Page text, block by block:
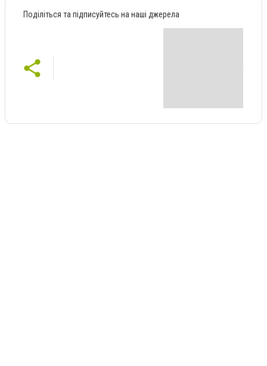
Поділіться та підписуйтесь на наші джерела